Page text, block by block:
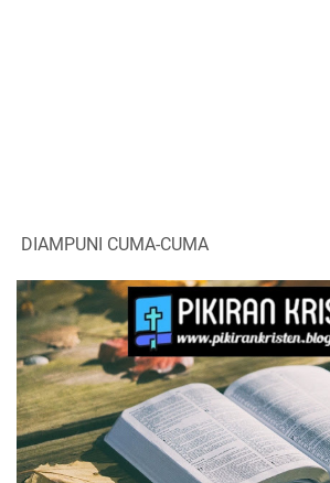
DIAMPUNI CUMA-CUMA